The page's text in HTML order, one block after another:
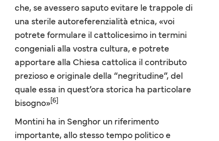
che, se avessero saputo evitare le trappole di
una sterile autoreferenzialità etnica, «voi
potrete formulare il cattolicesimo in termini
congeniali alla vostra cultura, e potrete
apportare alla Chiesa cattolica il contributo
prezioso e originale della “negritudine”, del
quale essa in quest’ora storica ha particolare
bisogno»[6]
Montini ha in Senghor un riferimento
importante, allo stesso tempo politico e